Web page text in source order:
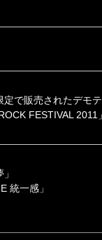
で販売されたデモ
FESTIVAL
統一感」